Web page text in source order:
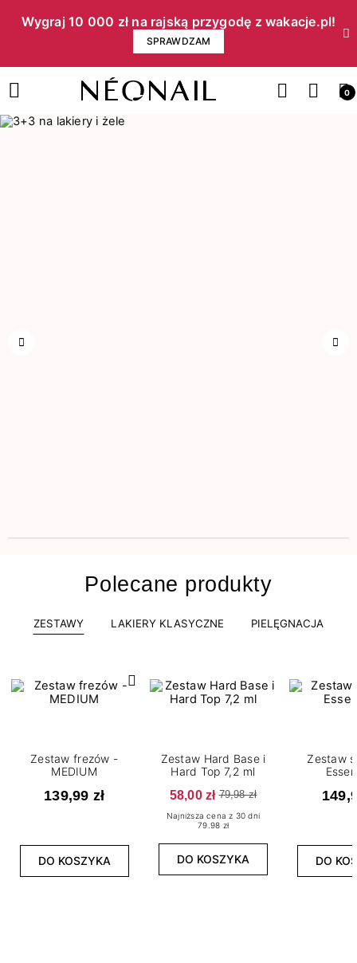
Wygraj 10 000 zł na rajską przygodę z wakacje.pl!​
SPRAWDZAM
0
Polecane produkty
ZESTAWY LAKIERY KLASYCZNE PIELĘGNACJA
Zestaw frezów -
MEDIUM
139,99 zł
DO KOSZYKA
Zestaw Hard Base i
Hard Top 7,2 ml
58,00 zł 79,98 zł
Najniższa cena z 30 dni
79.98 zł
DO KOSZYKA
Zestaw
DO